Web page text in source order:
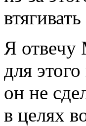
Я отвечу
для
он не
в целях